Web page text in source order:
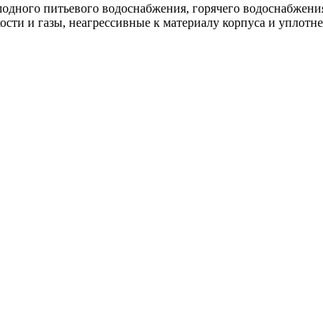
питьевого водоснабжения, горячего
и газы, неагрессивные к материалу корпуса и